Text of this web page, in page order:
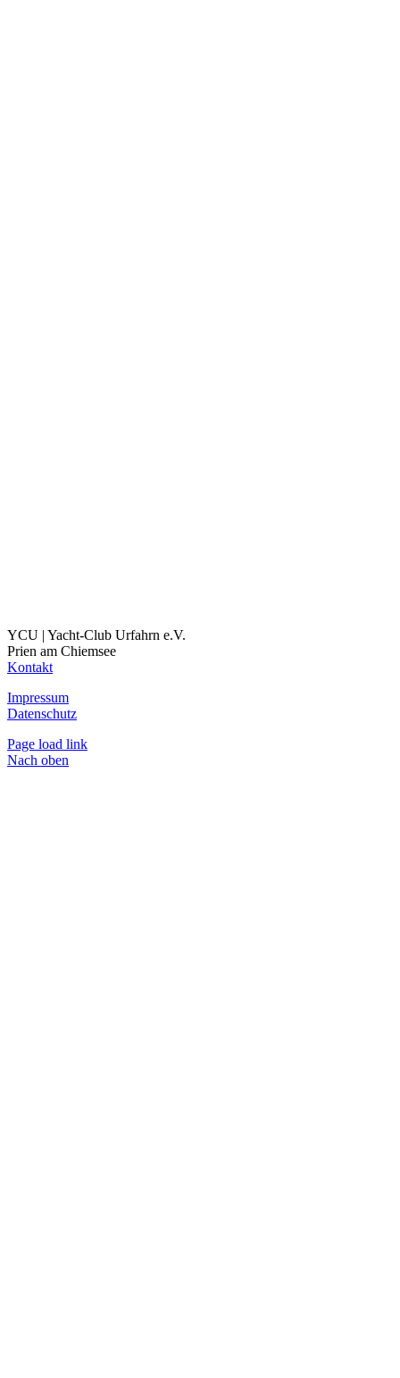
YCU | Yacht-Club Urfahrn e.V.
Prien am Chiemsee
Kontakt
Impressum
Datenschutz
Page load link
Nach oben